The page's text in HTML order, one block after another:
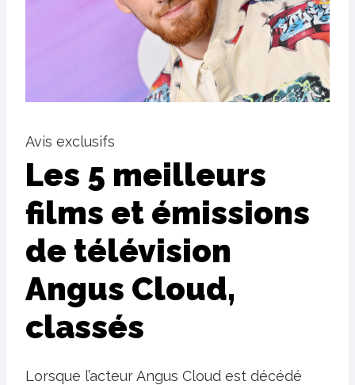
Avis exclusifs
Les 5 meilleurs
films et émissions
de télévision
Angus Cloud,
classés
Lorsque l’acteur Angus Cloud est décédé